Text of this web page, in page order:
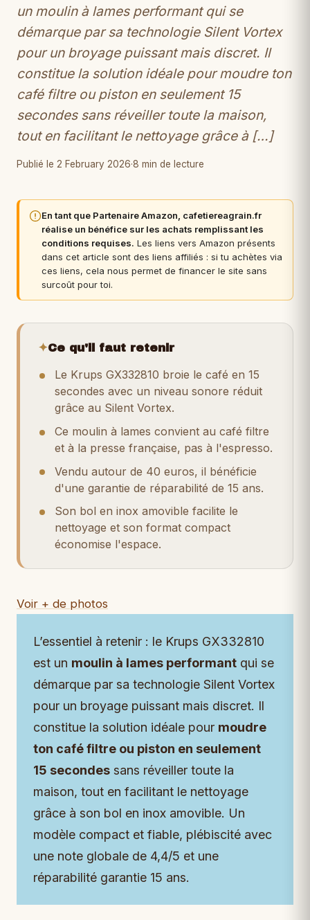
un moulin à lames performant qui se
démarque par sa technologie Silent Vortex
pour un broyage puissant mais discret. Il
constitue la solution idéale pour moudre ton
café filtre ou piston en seulement 15
secondes sans réveiller toute la maison,
tout en facilitant le nettoyage grâce à […]
Publié le 2 February 2026·8 min de lecture
En tant que Partenaire Amazon, cafetiereagrain.fr
réalise un bénéfice sur les achats remplissant les
conditions requises. Les liens vers Amazon présents
dans cet article sont des liens affiliés : si tu achètes via
ces liens, cela nous permet de financer le site sans
surcoût pour toi.
✦Ce qu'il faut retenir
Le Krups GX332810 broie le café en 15
secondes avec un niveau sonore réduit
grâce au Silent Vortex.
Ce moulin à lames convient au café filtre
et à la presse française, pas à l'espresso.
Vendu autour de 40 euros, il bénéficie
d'une garantie de réparabilité de 15 ans.
Son bol en inox amovible facilite le
nettoyage et son format compact
économise l'espace.
Voir + de photos
L’essentiel à retenir : le Krups GX332810
est un moulin à lames performant qui se
démarque par sa technologie Silent Vortex
pour un broyage puissant mais discret. Il
constitue la solution idéale pour moudre
ton café filtre ou piston en seulement
15 secondes sans réveiller toute la
maison, tout en facilitant le nettoyage
grâce à son bol en inox amovible. Un
modèle compact et fiable, plébiscité avec
une note globale de 4,4/5 et une
réparabilité garantie 15 ans.